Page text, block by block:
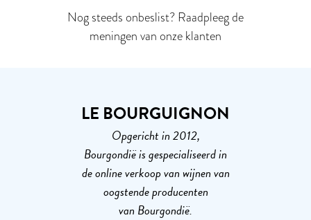
Nog steeds onbeslist? Raadpleeg de
meningen van onze klanten
LE BOURGUIGNON
Opgericht in 2012,
Bourgondië is gespecialiseerd in
de online verkoop van wijnen van
oogstende producenten
van Bourgondië.